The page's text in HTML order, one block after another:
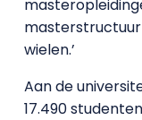
wielen.’
Aan de
17.490